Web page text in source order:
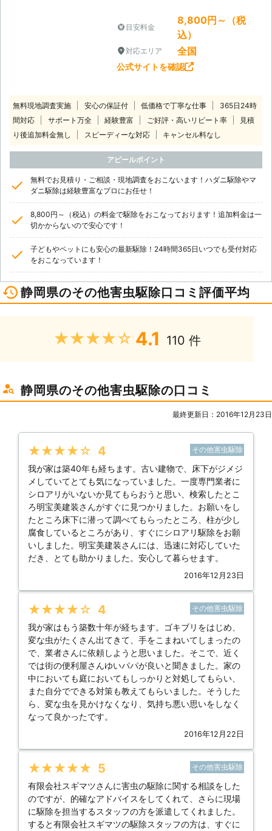
目安料金
8,800円～（税
込）
対応エリア 全国
公式サイトを確認
無料現地調査実施 安心の保証付 低価格で丁寧な仕事
365日24時
間対応
サポート万全 経験豊富 ご好評・高いリピート率
見積
り後追加料金無し
スピーディーな対応 キャンセル料なし
アピールポイント
無料でお見積り・ご相談・現地調査をおこないます！ハダニ駆除やマ
ダニ駆除は経験豊富なプロにお任せ！
8,800円～（税込）の料金で駆除をおこなっております！追加料金は一
切かからないので安心です！
子どもやペットにも安心の最新駆除！24時間365日いつでも受付対応
をおこなっています！
静岡県のその他害虫駆除口コミ評価平均
★★★★★ 4.1 110 件
静岡県のその他害虫駆除の口コミ
最終更新日：2016年12月23日
★★★★★ 4 その他害虫駆除
我が家は築40年も経ちます。古い建物で、床下がジメジ
メしていてとても気になっていました。一度専門業者に
シロアリがいないか見てもらおうと思い、検索したとこ
ろ明宝美建装さんがすぐに見つかりました。お願いをし
たところ床下に潜って調べてもらったところ、柱が少し
腐食しているところがあり、すぐにシロアリ駆除をお願
いしました。明宝美建装さんには、迅速に対応していた
だき、とても助かりました。安心して暮らせます。
2016年12月23日
★★★★★ 4 その他害虫駆除
我が家はもう築数十年が経ちます。ゴキブリをはじめ、
変な虫がたくさん出てきて、手をこまねいてしまったの
で、業者さんに依頼しようと思いました。そこで、近く
では街の便利屋さんゆいパパが良いと聞きました。家の
中においても庭においてもしっかりと対処してもらい、
また自分でできる対策も教えてもらいました。そうした
ら、変な虫を見かけなくなり、気持ち悪い思いをしなく
なって良かったです。
2016年12月22日
★★★★★ 5 その他害虫駆除
有限会社スギマツさんに害虫の駆除に関する相談をした
のですが、的確なアドバイスをしてくれて、さらに現場
に駆除を担当するスタッフの方を派遣してくれました。
すると有限会社スギマツの駆除スタッフの方は、すぐに